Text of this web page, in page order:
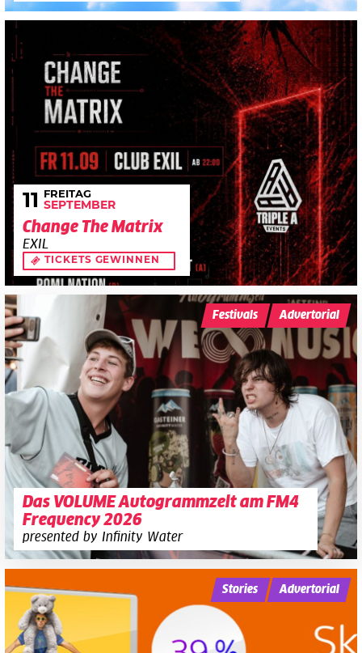
11 FREITAG
SEPTEMBER
Change The Matrix
EXIL
TICKETS GEWINNEN
Das VOLUME Autogrammzelt am FM4
Frequency 2026
presented by Infinity Water
Festivals Advertorial
Stories Advertorial